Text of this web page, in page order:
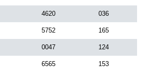
4620 036
5752 165
0047 124
6565 153